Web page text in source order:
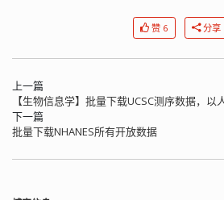
赞 6 分享
上一篇
【生物信息学】批量下载UCSC测序数据，以
下一篇
批量下载NHANES所有开放数据